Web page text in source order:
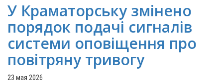
У Краматорську змінено
порядок подачі сигналів
системи оповіщення про
повітряну тривогу
23 мая 2026